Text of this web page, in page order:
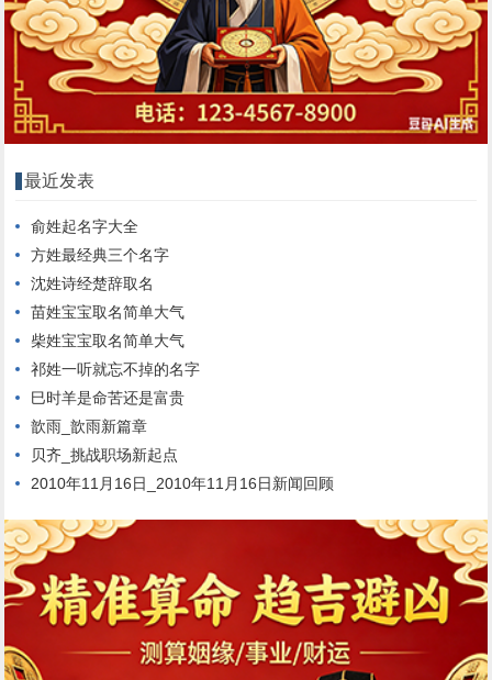
最近发表
俞姓起名字大全
方姓最经典三个名字
沈姓诗经楚辞取名
苗姓宝宝取名简单大气
柴姓宝宝取名简单大气
祁姓一听就忘不掉的名字
巳时羊是命苦还是富贵
歆雨_歆雨新篇章
贝齐_挑战职场新起点
2010年11月16日_2010年11月16日新闻回顾